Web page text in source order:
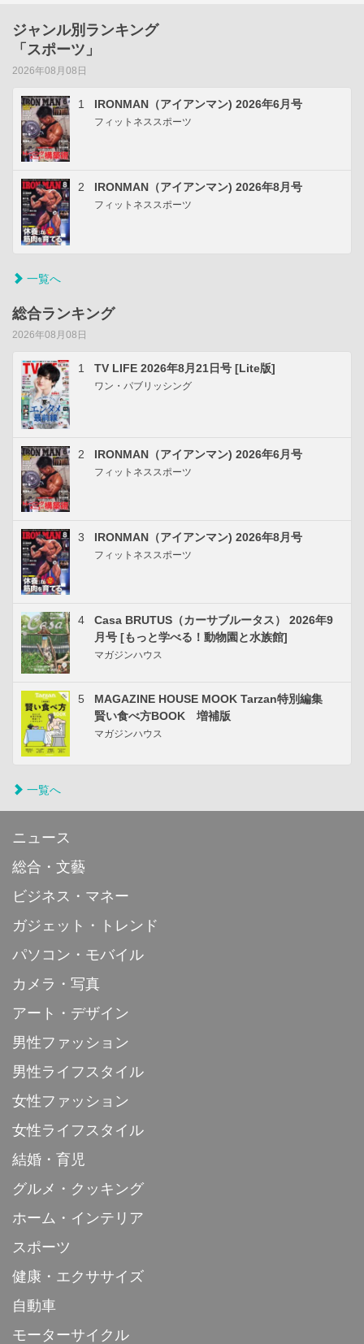
ジャンル別ランキング
「スポーツ」
2026年08月08日
1 IRONMAN（アイアンマン) 2026年6月号
フィットネススポーツ
2 IRONMAN（アイアンマン) 2026年8月号
フィットネススポーツ
一覧へ
総合ランキング
2026年08月08日
1 TV LIFE 2026年8月21日号 [Lite版]
ワン・パブリッシング
2 IRONMAN（アイアンマン) 2026年6月号
フィットネススポーツ
3 IRONMAN（アイアンマン) 2026年8月号
フィットネススポーツ
4
Casa BRUTUS（カーサブルータス） 2026年9
月号 [もっと学べる！動物園と水族館]
マガジンハウス
5
MAGAZINE HOUSE MOOK Tarzan特別編集
賢い食べ方BOOK 増補版
マガジンハウス
一覧へ
ニュース
総合・文藝
ビジネス・マネー
ガジェット・トレンド
パソコン・モバイル
カメラ・写真
アート・デザイン
男性ファッション
男性ライフスタイル
女性ファッション
女性ライフスタイル
結婚・育児
グルメ・クッキング
ホーム・インテリア
スポーツ
健康・エクササイズ
自動車
モーターサイクル